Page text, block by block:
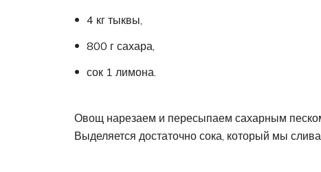
4 кг тыквы,
800 г сахара,
сок 1 лимона.
Овощ нарезаем и пересыпаем сахарным
Выделяется достаточно сока, который мы